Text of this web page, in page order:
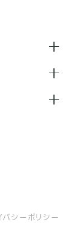
バシーポリシー